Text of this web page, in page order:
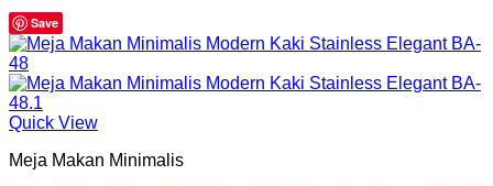
Save
Quick View
Meja Makan Minimalis